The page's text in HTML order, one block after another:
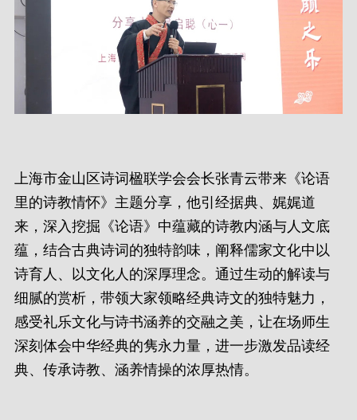
上海市金山区诗词楹联学会会长张青云带来《论语
里的诗教情怀》主题分享，他引经据典、娓娓道
来，深入挖掘《论语》中蕴藏的诗教内涵与人文底
蕴，结合古典诗词的独特韵味，阐释儒家文化中以
诗育人、以文化人的深厚理念。通过生动的解读与
细腻的赏析，带领大家领略经典诗文的独特魅力，
感受礼乐文化与诗书涵养的交融之美，让在场师生
深刻体会中华经典的隽永力量，进一步激发品读经
典、传承诗教、涵养情操的浓厚热情。